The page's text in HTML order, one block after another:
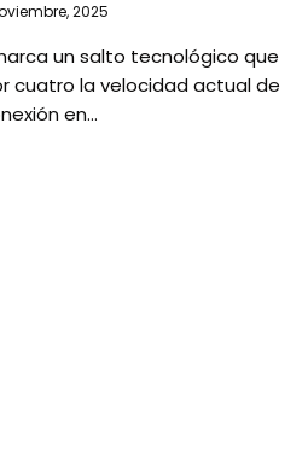
2025
un salto tecnológico que
cuatro la velocidad actual de
en…